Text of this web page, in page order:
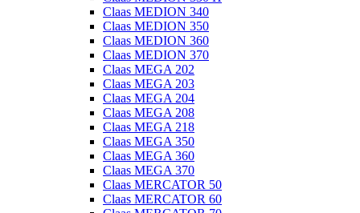
Claas MEDION 340
Claas MEDION 350
Claas MEDION 360
Claas MEDION 370
Claas MEGA 202
Claas MEGA 203
Claas MEGA 204
Claas MEGA 208
Claas MEGA 218
Claas MEGA 350
Claas MEGA 360
Claas MEGA 370
Claas MERCATOR 50
Claas MERCATOR 60